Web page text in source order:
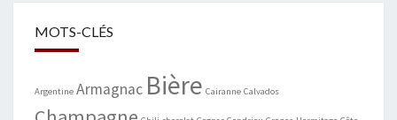
MOTS-CLÉS
Argentine Armagnac Bière Cairanne Calvados